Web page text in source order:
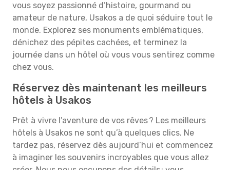
vous soyez passionné d’histoire, gourmand ou
amateur de nature, Usakos a de quoi séduire tout le
monde. Explorez ses monuments emblématiques,
dénichez des pépites cachées, et terminez la
journée dans un hôtel où vous vous sentirez comme
chez vous.
Réservez dès maintenant les meilleurs
hôtels à Usakos
Prêt à vivre l’aventure de vos rêves ? Les meilleurs
hôtels à Usakos ne sont qu’à quelques clics. Ne
tardez pas, réservez dès aujourd’hui et commencez
à imaginer les souvenirs incroyables que vous allez